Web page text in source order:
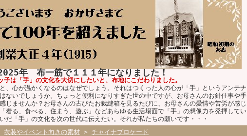
年 布一筋で１１１年になりました！
子は「手」の文化を大切にしたいと、布地にこだわりました。
、心が温かくなるのはなぜでしょう。それはつくった人の心が「手」というアンテナ
ないでしょうか。ちょっと便利になりすぎた世の中ですが、お母さんのお針仕事や手
じませんか？お母さんの古びたお裁縫箱を見るたびに、お母さんの愛情や苦労が感じ
着る、食べる、住まう、遊ぶ」などあらゆる生活場面で「手」の想像力を発揮してい
だ「手」の文化を次の世代に伝えたい。それが私たちの願いです・・・
衣装やイベント向きの素材 > チャイナブロケード